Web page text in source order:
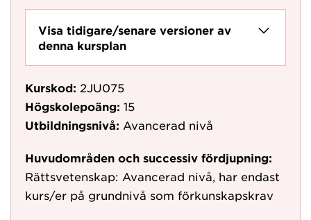
Visa tidigare/senare versioner av
denna kursplan
Kurskod: 2JU075
Högskolepoäng: 15
Utbildningsnivå: Avancerad nivå
Huvudområden och successiv fördjupning:
Rättsvetenskap: Avancerad nivå, har endast
kurs/er på grundnivå som förkunskapskrav